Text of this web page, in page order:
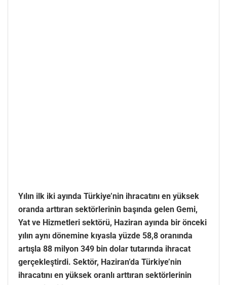
Yılın ilk iki ayında Türkiye’nin ihracatını en yüksek
oranda arttıran sektörlerinin başında gelen Gemi,
Yat ve Hizmetleri sektörü, Haziran ayında bir önceki
yılın aynı dönemine kıyasla yüzde 58,8 oranında
artışla 88 milyon 349 bin dolar tutarında ihracat
gerçekleştirdi. Sektör, Haziran’da Türkiye’nin
ihracatını en yüksek oranlı arttıran sektörlerinin